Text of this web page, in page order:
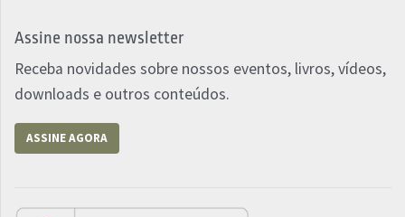
Assine nossa newsletter
Receba novidades sobre nossos eventos, livros, vídeos,
downloads e outros conteúdos.
ASSINE AGORA